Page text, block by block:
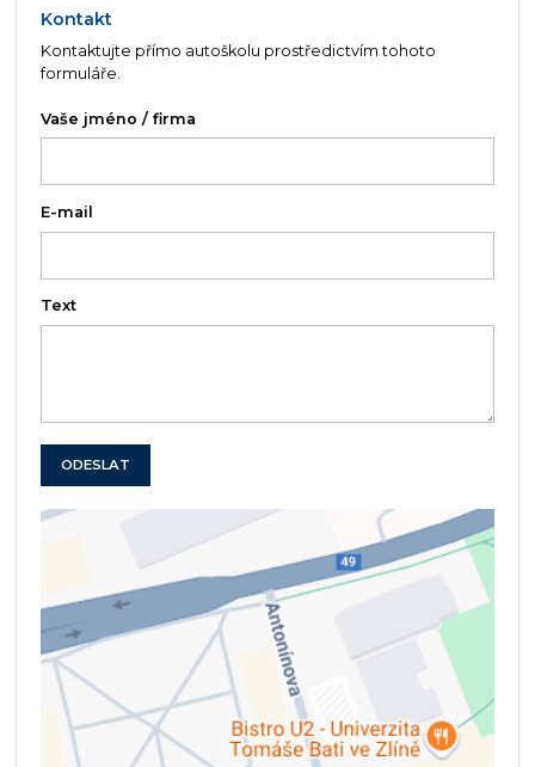
Kontakt
Kontaktujte přímo autoškolu prostředictvím tohoto
formuláře.
Vaše jméno / firma
E-mail
Text
ODESLAT